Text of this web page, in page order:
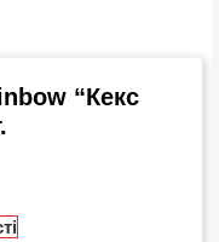
“Кекс